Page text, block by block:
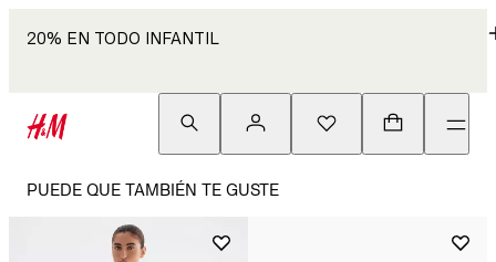
20% EN TODO INFANTIL
PUEDE QUE TAMBIÉN TE GUSTE